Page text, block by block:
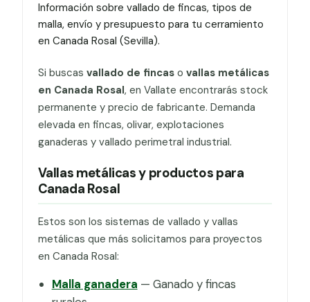
Información sobre vallado de fincas, tipos de
malla, envío y presupuesto para tu cerramiento
en Canada Rosal (Sevilla).
Si buscas vallado de fincaso vallas metálicas
en Canada Rosal, en Vallate encontrarás stock
permanente y precio de fabricante. Demanda
elevada en fincas, olivar, explotaciones
ganaderas y vallado perimetral industrial.
Vallas metálicas y productos para
Canada Rosal
Estos son los sistemas de vallado y vallas
metálicas que más solicitamos para proyectos
en Canada Rosal:
Malla ganadera — Ganado y fincas